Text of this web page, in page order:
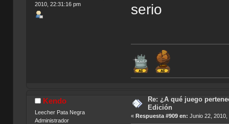
2010, 22:31:16 pm
serio
Kendo
Leecher Pata Negra
Administrador
Re: ¿A qué juego
Edición
«Respuesta #909 en: Junio 22,